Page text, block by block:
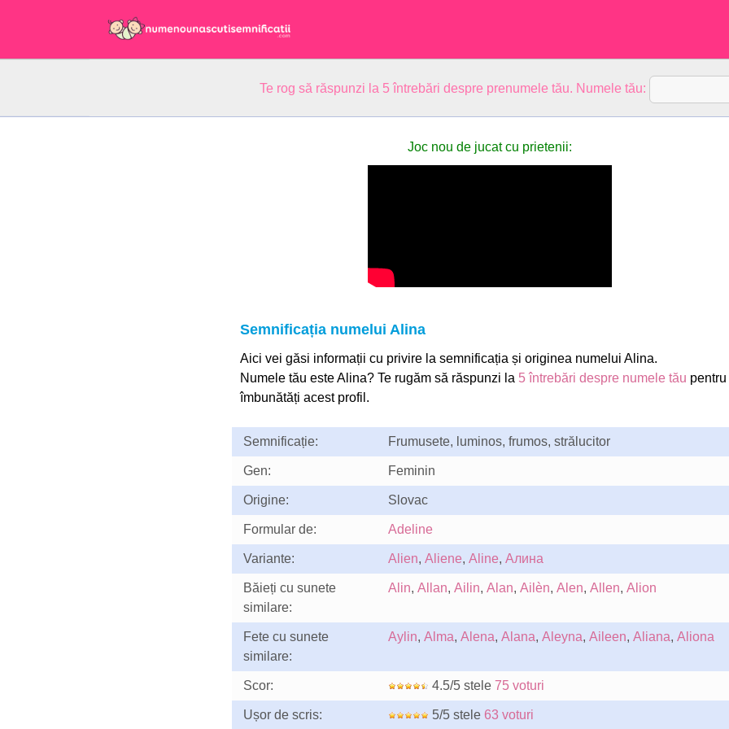
Te rog să răspunzi la 5 întrebări despre prenumele tău. Numele tău:
Joc nou de jucat cu prietenii:
Semnificația numelui Alina
Aici vei găsi informații cu privire la semnificația și originea numelui Alina.
Numele tău este Alina? Te rugăm să răspunzi la 5 întrebări despre numele tău pentru
îmbunătăți acest profil.
Semnificație: Frumusete, luminos, frumos, strălucitor
Gen: Feminin
Origine: Slovac
Formular de: Adeline
Variante: Alien, Aliene, Aline, Алина
Băieți cu sunete
similare:
Alin, Allan, Ailin, Alan, Ailèn, Alen, Allen, Alion
Fete cu sunete
similare:
Aylin, Alma, Alena, Alana, Aleyna, Aileen, Aliana, Aliona
Scor: 4.5/5 stele 75 voturi
Ușor de scris: 5/5 stele 63 voturi